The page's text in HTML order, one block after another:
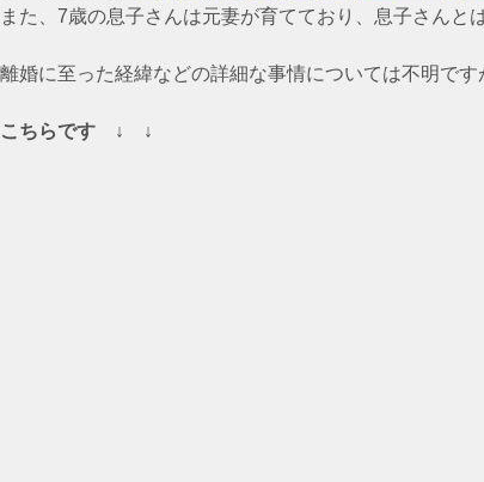
また、7歳の息子さんは元妻が育てており、息子さんと
離婚に至った経緯などの詳細な事情については不明で
こちらです ↓ ↓